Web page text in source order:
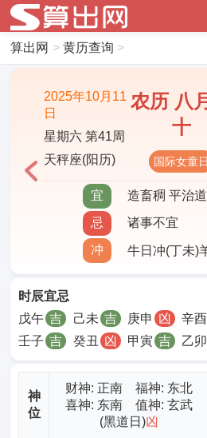
算出网 > 黄历查询 >
2025年10月11
日
星期六 第41周
天秤座(阳历)
农历 八
十
国际女童日
宜
造畜稠 平治
忌
诸事不宜
冲
牛日冲(丁未)
时辰宜忌
壬子 吉 癸丑 凶 甲寅 吉 乙卯
戊午 吉 己未 吉 庚申 凶 辛酉
神
位
财神: 正南 福神: 东北
喜神: 东南 值神: 玄武
(黑道日)凶